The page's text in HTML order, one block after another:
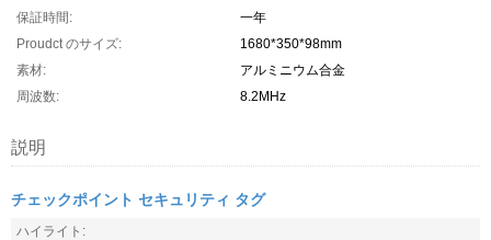
保証時間:
一年
Proudct のサイズ:
1680*350*98mm
素材:
アルミニウム合金
周波数:
8.2MHz
説明
チェックポイント セキュリティ タグ
ハイライト: